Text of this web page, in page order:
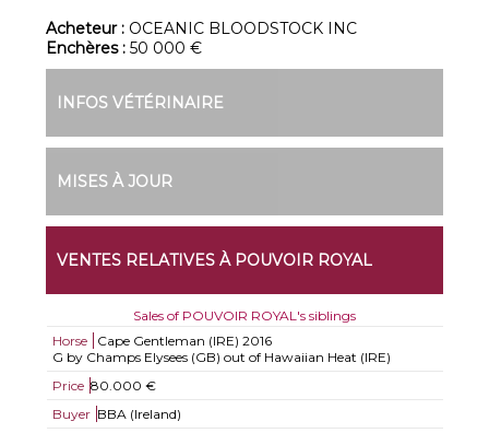
Acheteur : OCEANIC BLOODSTOCK INC
Enchères :50 000 €
INFOS VÉTÉRINAIRE
MISES À JOUR
VENTES RELATIVES À POUVOIR ROYAL
Sales of POUVOIR ROYAL's siblings
Horse
Cape Gentleman (IRE) 2016
G by Champs Elysees (GB) out of Hawaiian Heat (IRE)
Price 80.000 €
Buyer BBA (Ireland)